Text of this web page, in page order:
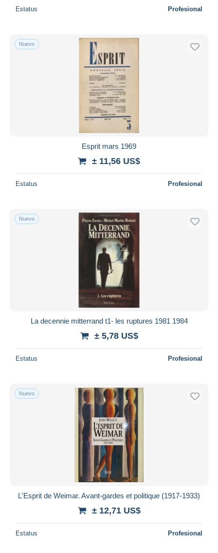
Aplicar
Estatus Profesional
Nuevo
Esprit mars 1969
± 11,56 US$
Estatus Profesional
Nuevo
La decennie mitterrand t1- les ruptures 1981 1984
± 5,78 US$
Estatus Profesional
Nuevo
L'Esprit de Weimar. Avant-gardes et politique (1917-1933)
± 12,71 US$
Estatus Profesional